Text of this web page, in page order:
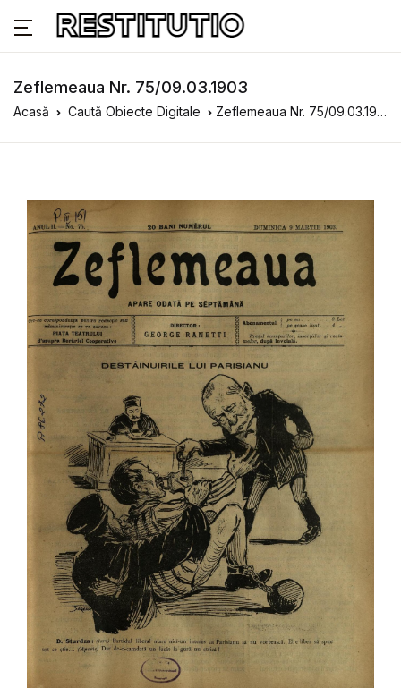
Zeflemeaua Nr. 75/09.03.1903
Acasă Caută Obiecte Digitale Zeflemeaua Nr. 75/09.03.1903